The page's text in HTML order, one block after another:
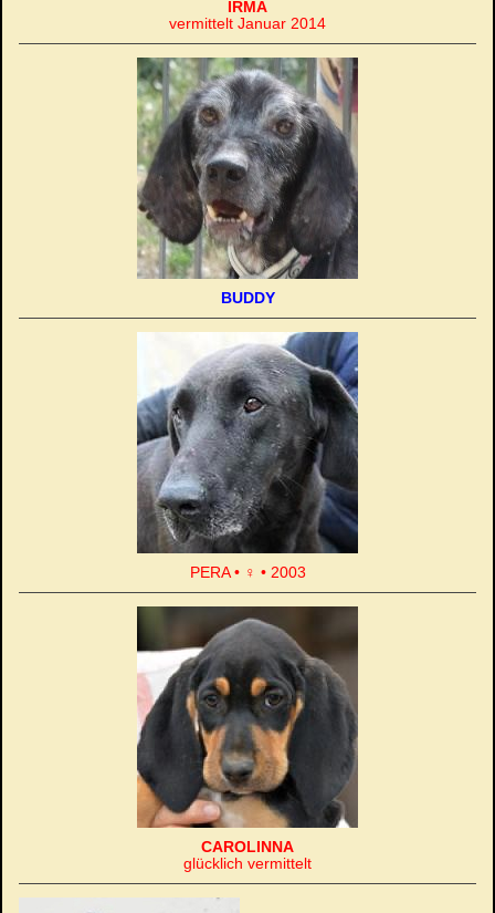
IRMA
vermittelt Januar 2014
BUDDY
PERA • ♀ • 2003
CAROLINNA
glücklich vermittelt